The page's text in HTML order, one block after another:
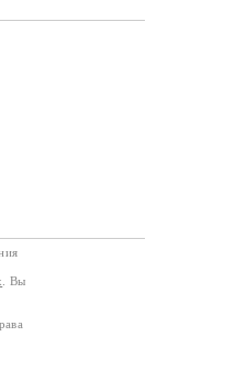
. Вы